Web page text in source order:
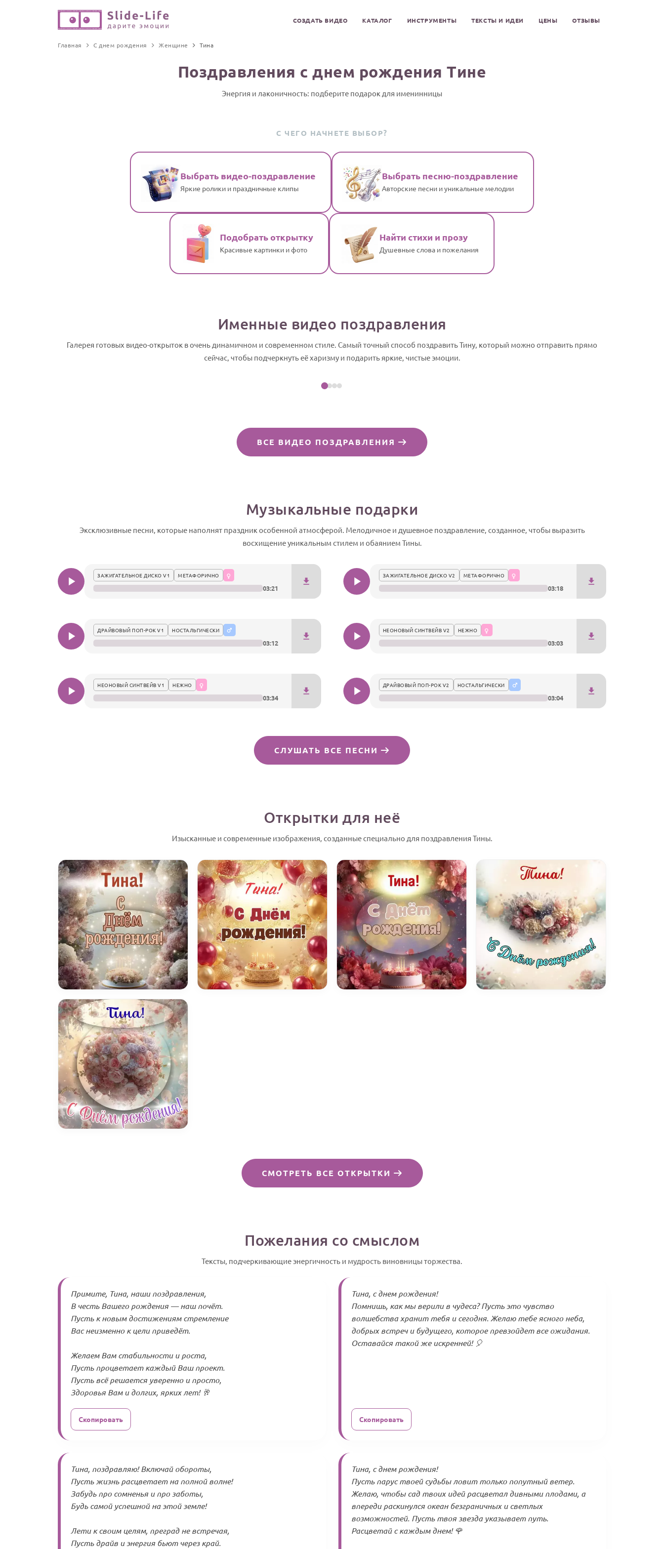
СОЗДАТЬ ВИДЕО КАТАЛОГ ИНСТРУМЕНТЫ ТЕКСТЫ И ИДЕИ ЦЕНЫ ОТЗЫВЫ
Главная С днем рождения Женщине Тина
Поздравления с днем рождения Тине
Энергия и лаконичность: подберите подарок для именинницы
С ЧЕГО НАЧНЕТЕ ВЫБОР?
Выбрать видео-поздравление
Яркие ролики и праздничные клипы
Выбрать песню-поздравление
Авторские песни и уникальные мелодии
Подобрать открытку
Красивые картинки и фото
Найти стихи и прозу
Душевные слова и пожелания
Именные видео поздравления
Галерея готовых видео-открыток в очень динамичном и современном стиле. Самый точный способ поздравить Тину, который можно отправить прямо
сейчас, чтобы подчеркнуть её харизму и подарить яркие, чистые эмоции.
Посмотреть пример
ВСЕ ВИДЕО ПОЗДРАВЛЕНИЯ
Музыкальные подарки
Эксклюзивные песни, которые наполнят праздник особенной атмосферой. Мелодичное и душевное поздравление, созданное, чтобы выразить
восхищение уникальным стилем и обаянием Тины.
ЗАЖИГАТЕЛЬНОЕ ДИСКО V1 МЕТАФОРИЧНО
03:21
ЗАЖИГАТЕЛЬНОЕ ДИСКО V2 МЕТАФОРИЧНО
03:18
ДРАЙВОВЫЙ ПОП-РОК V1 НОСТАЛЬГИЧЕСКИ
03:12
НЕОНОВЫЙ СИНТВЕЙВ V2 НЕЖНО
03:03
НЕОНОВЫЙ СИНТВЕЙВ V1 НЕЖНО
03:34
ДРАЙВОВЫЙ ПОП-РОК V2 НОСТАЛЬГИЧЕСКИ
03:04
СЛУШАТЬ ВСЕ ПЕСНИ
Открытки для неё
Изысканные и современные изображения, созданные специально для поздравления Тины.
СМОТРЕТЬ ВСЕ ОТКРЫТКИ
Пожелания со смыслом
Тексты, подчеркивающие энергичность и мудрость виновницы торжества.
Примите, Тина, наши поздравления,
В честь Вашего рождения — наш почёт.
Пусть к новым достижениям стремление
Вас неизменно к цели приведёт.
Желаем Вам стабильности и роста,
Пусть процветает каждый Ваш проект.
Пусть всё решается уверенно и просто,
Здоровья Вам и долгих, ярких лет! 🥂
Скопировать
Тина, с днем рождения!
Помнишь, как мы верили в чудеса? Пусть это чувство
волшебства хранит тебя и сегодня. Желаю тебе ясного неба,
добрых встреч и будущего, которое превзойдет все ожидания.
Оставайся такой же искренней! 🎈
Скопировать
Тина, поздравляю! Включай обороты,
Пусть жизнь расцветает на полной волне!
Забудь про сомненья и про заботы,
Будь самой успешной на этой земле!
Лети к своим целям, преград не встречая,
Пусть драйв и энергия бьют через край.
Тина, с днем рождения!
Пусть парус твоей судьбы ловит только попутный ветер.
Желаю, чтобы сад твоих идей расцветал дивными плодами, а
впереди раскинулся океан безграничных и светлых
возможностей. Пусть твоя звезда указывает путь.
Расцветай с каждым днем! 🌹